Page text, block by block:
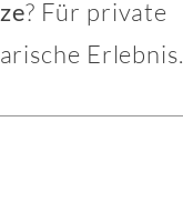
? Für private
Erlebnis.